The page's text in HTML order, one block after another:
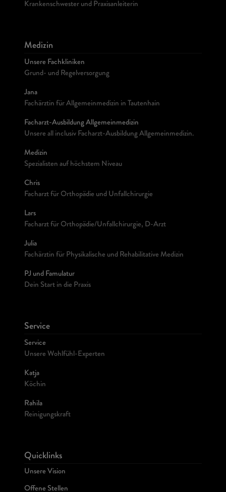
Krankenschwester und Praxisanleiterin
Medizin
Unsere Fachkliniken
Grund- und Regelversorgung
Jana
Fachärztin für Allgemeinmedizin in Tautenhain
Facharzt-Ausbildung Allgemeinmedizin
Unsere all inclusiv Facharzt-Ausbildung Allgemeinmedizin.
Medizin
Spezialisten auf höchstem Niveau
Chris
Facharzt für Orthopädie und Unfallchirurgie
Lars
Facharzt für Orthopädie/Unfallchirurgie, D-Arzt
Julia
Fachärztin für Physikalische und Rehabilitative Medizin
PJ und Famulatur
Dein Start in die Praxis
Service
Service
Unsere Wohlfühl-Experten
Katja
Köchin
Rahila
Reinigungskraft
Quicklinks
Unsere Vision
Offene Stellen